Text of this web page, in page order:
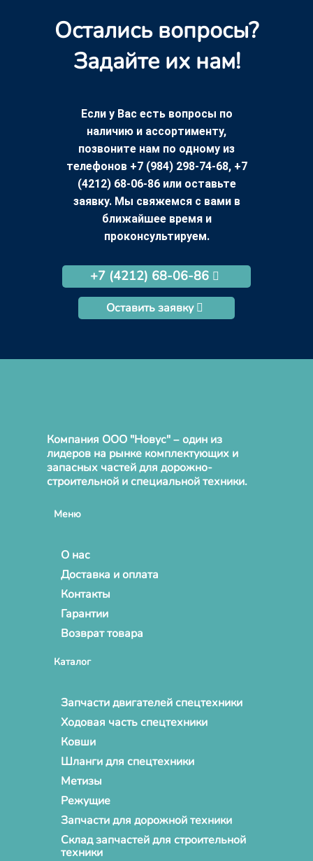
Остались вопросы?
Задайте их нам!
Если у Вас есть вопросы по
наличию и ассортименту,
позвоните нам по одному из
телефонов +7 (984) 298-74-68, +7
(4212) 68-06-86 или оставьте
заявку. Мы свяжемся с вами в
ближайшее время и
проконсультируем.
+7 (4212) 68-06-86
Оставить заявку
Компания ООО "Новус" – один из
лидеров на рынке комплектующих и
запасных частей для дорожно-
строительной и специальной техники.
Меню
О нас
Доставка и оплата
Контакты
Гарантии
Возврат товара
Каталог
Запчасти двигателей спецтехники
Ходовая часть спецтехники
Ковши
Шланги для спецтехники
Метизы
Режущие
Запчасти для дорожной техники
Склад запчастей для строительной
техники